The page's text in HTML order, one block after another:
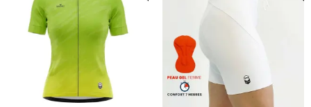
a
plusieurs
variations.
peuvent
être
peuvent